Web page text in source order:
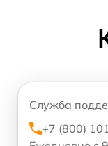
Служба
+7 (800)